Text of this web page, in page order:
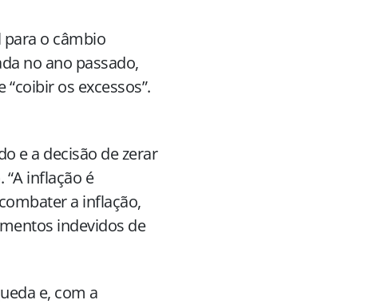
o câmbio
no ano passado,
os excessos”.
e a decisão de zerar
inflação é
a inflação,
indevidos de
e, com a